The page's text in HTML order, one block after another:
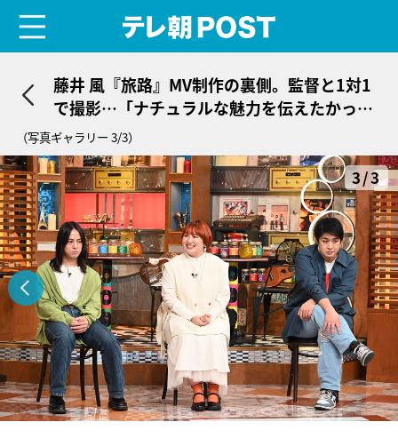
藤井 風『旅路』MV制作の裏側。監督と1対1
で撮影…「ナチュラルな魅力を伝えたかっ
た」
（写真ギャラリー 3/3）
3/3